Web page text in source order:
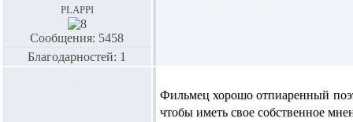
plappi
Сообщения: 5458
Благодарностей: 1
Фильмец хорошо отпиаренный
чтобы иметь свое собственное